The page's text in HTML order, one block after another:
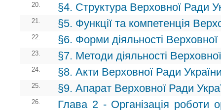
20. §4. Структура Верховної Ради
21. §5. Функції та компетенція
22. §6. Форми діяльності
23. §7. Методи діяльності
24. §8. Акти Верховної Ради
25. §9. Апарат Верховної Ради
26.
Глава 2 - Організація роботи